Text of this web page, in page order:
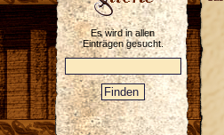
Es wird in allen
Einträgen gesucht.